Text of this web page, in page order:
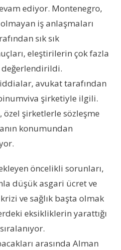
ediyor. Montenegro,
iş anlaşmaları
sık sık
eleştirilerin çok fazla
değerlendirildi.
avukat tarafından
şirketiyle ilgili.
özel şirketlerle sözleşme
konumundan
öncelikli sorunları,
düşük asgari ücret ve
ve sağlık başta olmak
eksikliklerin yarattığı
arasında Alman